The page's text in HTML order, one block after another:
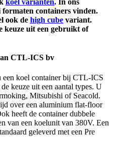
koel varianten. In ons
containers vinden.
ook de high cube variant.
keuze uit een gebruikt of
CTL-ICS bv
een koel container bij CTL-ICS
keuze uit een aantal types. U
Mitsubishi of Seacold.
over een aluminium flat-floor
heeft de container dubbele
van een koelunit van 380V. Een
geleverd met een Pre